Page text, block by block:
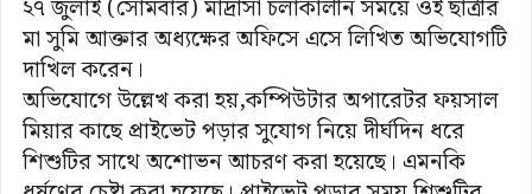
২৭ জুলাই (সোমবার) মাদ্রাসা চলাকালীন সময়ে ওই ছাত্রীর
মা সুমি আক্তার অধ্যক্ষের অফিসে এসে লিখিত অভিযোগটি
দাখিল করেন।
অভিযোগে উল্লেখ করা হয়,কম্পিউটার অপারেটর ফয়সাল
মিয়ার কাছে প্রাইভেট পড়ার সুযোগ নিয়ে দীর্ঘদিন ধরে
শিশুটির সাথে অশোভন আচরণ করা হয়েছে। এমনকি